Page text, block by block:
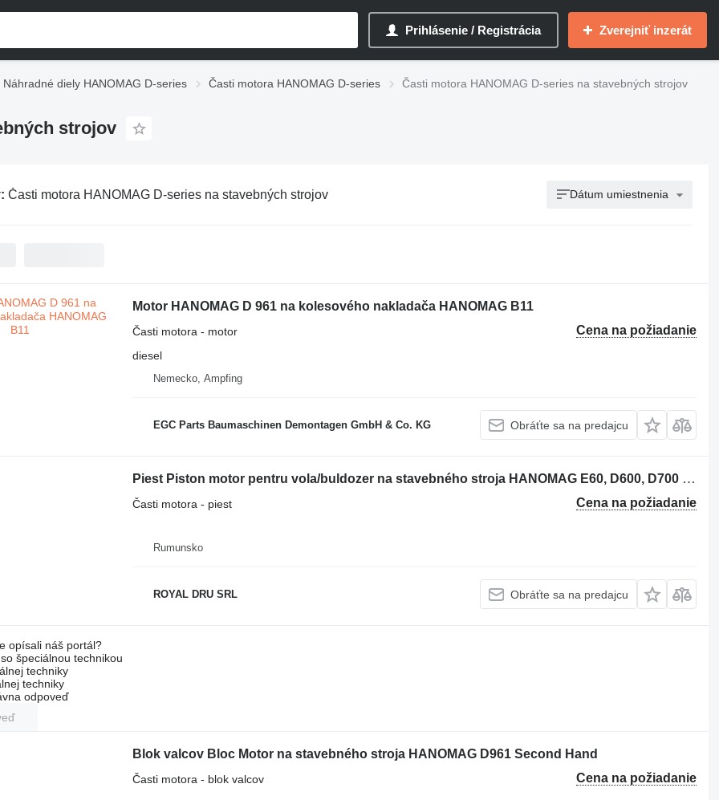
Prihlásenie / Registrácia Zverejniť inzerát
Náhradné diely HANOMAG D-series Časti motora HANOMAG D-series Časti motora HANOMAG D-series na stavebných strojov
strojov
Časti motora HANOMAG D-series na stavebných strojov Dátum umiestnenia
Motor HANOMAG D 961 na kolesového nakladača HANOMAG B11
Cena na požiadanie
Časti motora - motor
diesel
Nemecko, Ampfing
EGC Parts Baumaschinen Demontagen GmbH & Co. KG Obráťte sa na predajcu
Piest Piston motor pentru vola/buldozer na stavebného stroja HANOMAG E60, D600, D700 – set 6 pistoane
Cena na požiadanie
Časti motora - piest
Rumunsko
ROYAL DRU SRL Obráťte sa na predajcu
opísali náš portál?
špeciálnou technikou
techniky
techniky
odpoveď
Blok valcov Bloc Motor na stavebného stroja HANOMAG D961 Second Hand
Cena na požiadanie
Časti motora - blok valcov